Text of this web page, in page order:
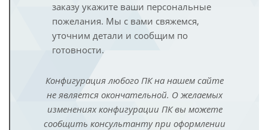
заказу укажите ваши персональные
пожелания. Мы с вами свяжемся,
уточним детали и сообщим по
готовности.
Конфигурация любого ПК на нашем сайте
не является окончательной. О желаемых
изменениях конфигурации ПК вы можете
сообщить консультанту при оформлении